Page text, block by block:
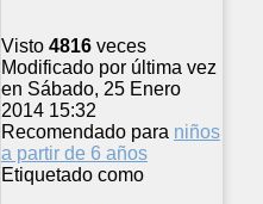
Visto 4816 veces
Modificado por última vez
en Sábado, 25 Enero
2014 15:32
Recomendado para niños
a partir de 6 años
Etiquetado como